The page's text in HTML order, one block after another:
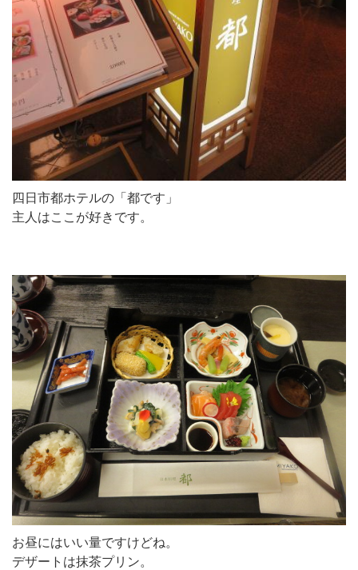
四日市都ホテルの「都です」
主人はここが好きです。
お昼にはいい量ですけどね。
デザートは抹茶プリン。